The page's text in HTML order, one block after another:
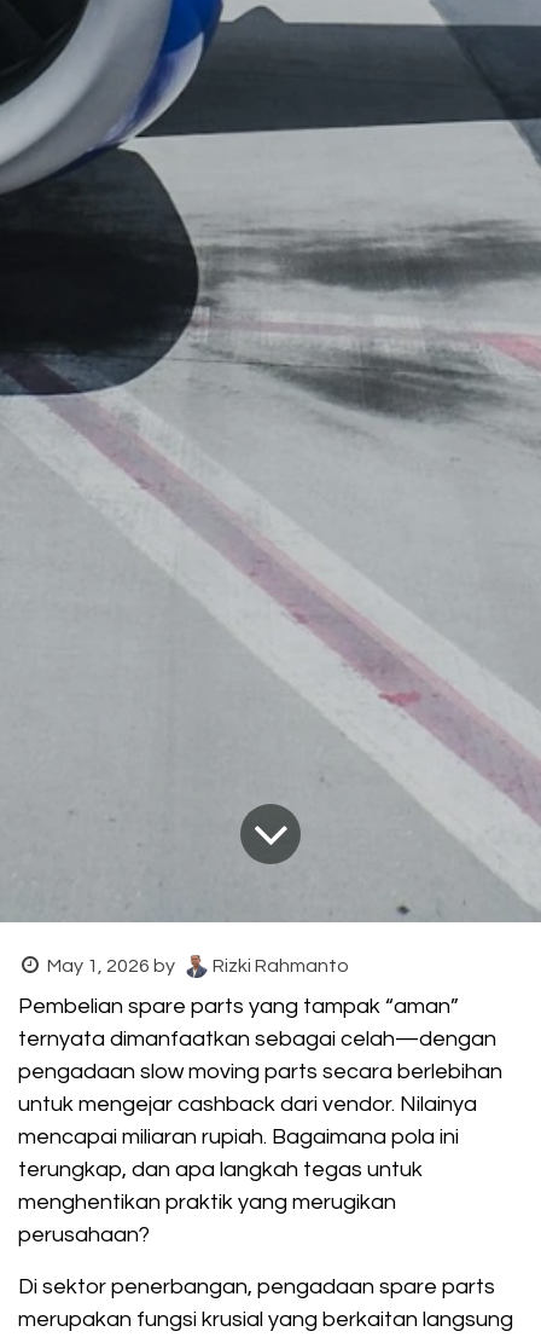
May 1, 2026 by Rizki Rahmanto
Pembelian spare parts yang tampak “aman”
ternyata dimanfaatkan sebagai celah—dengan
pengadaan slow moving parts secara berlebihan
untuk mengejar cashback dari vendor. Nilainya
mencapai miliaran rupiah. Bagaimana pola ini
terungkap, dan apa langkah tegas untuk
menghentikan praktik yang merugikan
perusahaan?
Di sektor penerbangan, pengadaan spare parts
merupakan fungsi krusial yang berkaitan langsung